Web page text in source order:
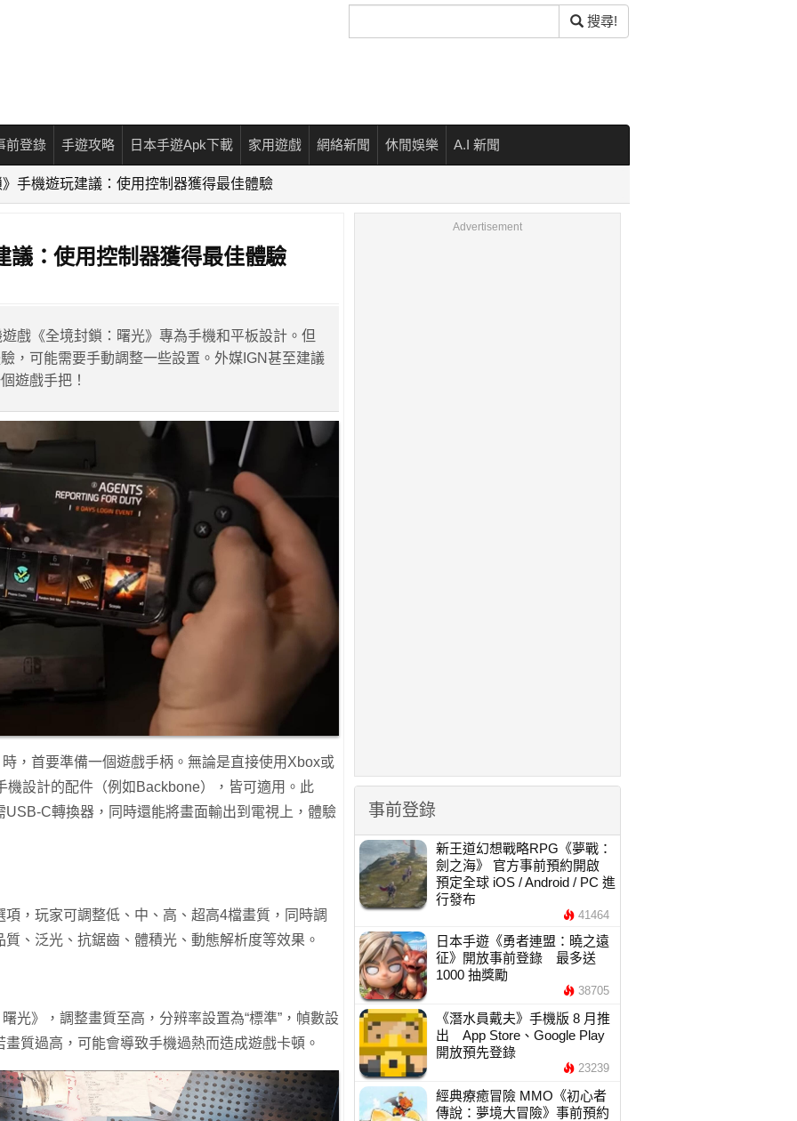
尋
搜尋!
前登錄 手遊攻略 日本手遊Apk下載 家用遊戲 網絡新聞 休閒娛樂 A.I 新聞
手機遊玩建議：使用控制器獲得最佳體驗
議：使用控制器獲得最佳體驗
戲《全境封鎖：曙光》專為手機和平板設計。但
，可能需要手動調整一些設置。外媒IGN甚至建議
遊戲手把！
，首要準備一個遊戲手柄。無論是直接使用Xbox或
設計的配件（例如Backbone），皆可適用。此
C轉換器，同時還能將畫面輸出到電視上，體驗
，玩家可調整低、中、高、超高4檔畫質，同時調
、泛光、抗鋸齒、體積光、動態解析度等效果。
光》，調整畫質至高，分辨率設置為“標準”，幀數設
質過高，可能會導致手機過熱而造成遊戲卡頓。
Advertisement
事前登錄
新王道幻想戰略RPG《夢戰：
劍之海》 官方事前預約開啟
預定全球 iOS / Android / PC 進
行發布
41464
日本手遊《勇者連盟：曉之遠
征》開放事前登錄 最多送
1000 抽獎勵
38705
《潛水員戴夫》手機版 8 月推
出 App Store、Google Play
開放預先登錄
23239
經典療癒冒險 MMO《初心者
傳說：夢境大冒險》事前預約